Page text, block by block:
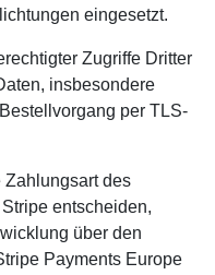
eingesetzt.
Zugriffe Dritter
insbesondere
per TLS-
Zahlungsart des
entscheiden,
über den
Payments Europe